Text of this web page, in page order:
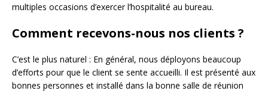
multiples occasions d’exercer l’hospitalité au bureau.
Comment recevons-nous nos clients ?
C’est le plus naturel : En général, nous déployons beaucoup
d’efforts pour que le client se sente accueilli. Il est présenté aux
bonnes personnes et installé dans la bonne salle de réunion